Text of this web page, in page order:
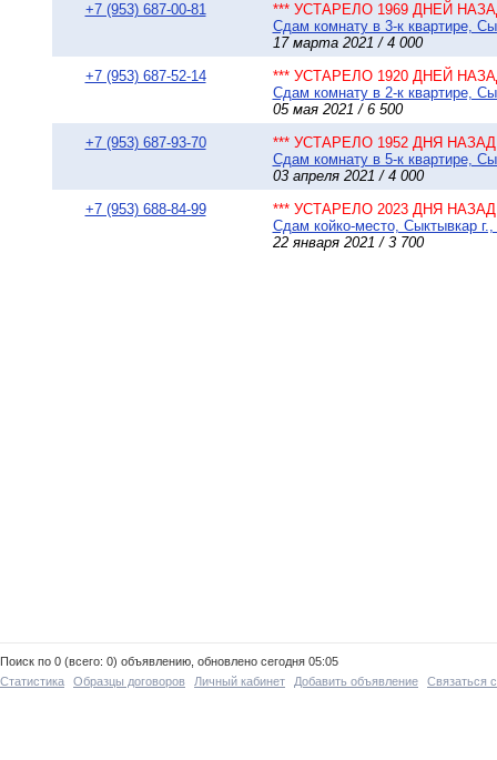
+7 (953) 687-00-81
*** УСТАРЕЛО 1969 ДНЕЙ
Сдам комнату в 3-к квартире,
17 марта 2021 / 4 000
+7 (953) 687-52-14
*** УСТАРЕЛО 1920 ДНЕЙ
Сдам комнату в 2-к квартире,
05 мая 2021 / 6 500
+7 (953) 687-93-70
*** УСТАРЕЛО 1952 ДНЯ НАЗАД
Сдам комнату в 5-к квартире,
03 апреля 2021 / 4 000
+7 (953) 688-84-99
*** УСТАРЕЛО 2023 ДНЯ НАЗАД
Сдам койко-место, Сыктывкар
22 января 2021 / 3 700
Поиск по 0 (всего: 0) объявлению, обновлено сегодня 05:05
Статистика
Образцы договоров Личный кабинет Добавить объявление Связаться